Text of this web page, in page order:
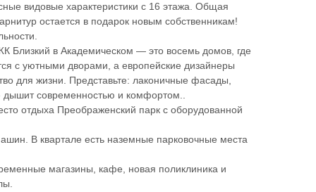
видовые характеристики с 16 этажа. Общая
остается в подарок новым собственникам!
Близкий в Академическом — это восемь домов, где
с уютными дворами, а европейские дизайнеры
для жизни. Представьте: лаконичные фасады,
современностью и комфортом..
отдыха Преображенский парк с оборудованной
В квартале есть наземные парковочные места
магазины, кафе, новая поликлиника и